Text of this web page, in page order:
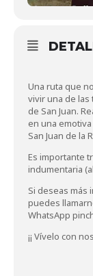
Una ruta que
vivir una de las
de San Juan.
en una
San Juan de la
Es importante
indumentaria
Si deseas más
puedes
WhatsApp
¡¡ Vívelo con